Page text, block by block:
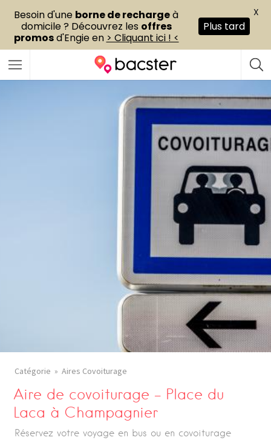
Catégorie Aires Covoiturage
Aire de covoiturage – Place du
Laca à Champagnier
Réservez votre voyage en bus ou en covoiturage
Besoin d'une borne de rechargeà
domicile ? Découvrez les offres
promosd'Engie en > Cliquant ici ! <
Plus tard
X